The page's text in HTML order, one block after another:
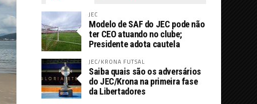
JEC
Modelo de SAF do JEC pode não
ter CEO atuando no clube;
Presidente adota cautela
JEC/KRONA FUTSAL
Saiba quais são os adversários
do JEC/Krona na primeira fase
da Libertadores